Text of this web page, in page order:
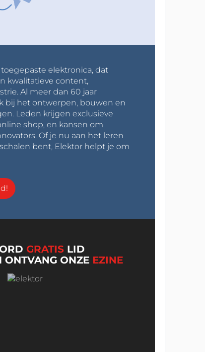
elektronica, dat
kwalitatieve content,
Al meer dan 60 jaar
bij het ontwerpen, bouwen en
Leden krijgen exclusieve
shop, en kansen om
Of je nu aan het leren
bent, Elektor helpt je om
GRATIS LID
ONTVANG ONZE EZINE